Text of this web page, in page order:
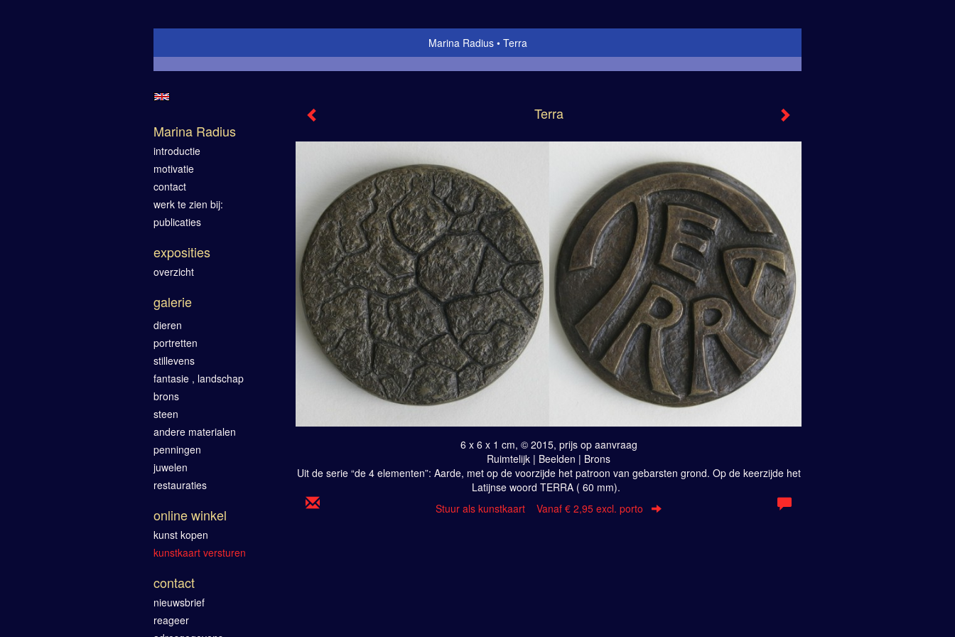
Marina Radius Terra
Terra
6 x 6 x 1 cm, © 2015, prijs op aanvraag
Ruimtelijk | Beelden | Brons
Uit de serie “de 4 elementen”: Aarde, met op de voorzijde het patroon van gebarsten grond. Op de keerzijde het
Latijnse woord TERRA ( 60 mm).
Stuur als kunstkaart Vanaf € 2,95 excl. porto
Marina Radius
introductie
motivatie
contact
werk te zien bij:
publicaties
exposities
overzicht
galerie
dieren
portretten
stillevens
fantasie , landschap
brons
steen
andere materialen
penningen
juwelen
restauraties
online winkel
kunst kopen
kunstkaart versturen
contact
nieuwsbrief
reageer